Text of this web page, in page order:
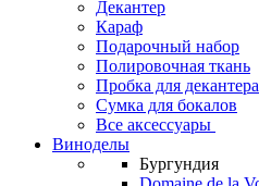
Декантер
Караф
Подарочный набор
Полировочная ткань
Пробка для декантера
Сумка для бокалов
Все аксессуары
Виноделы
Бургундия